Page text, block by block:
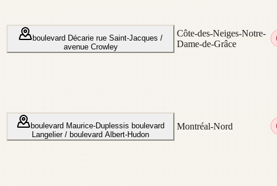
boulevard Décarie rue Saint-Jacques /
avenue Crowley
Côte-des-Neiges-Notre-
Dame-de-Grâce
boulevard Maurice-Duplessis boulevard
Langelier / boulevard Albert-Hudon
Montréal-Nord